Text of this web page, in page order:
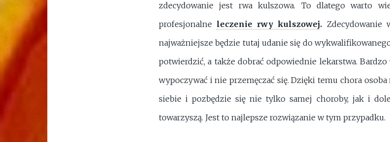
zdecydowanie jest rwa kulszowa. To dlatego warto
profesjonalne leczenie rwy kulszowej. Zdecydowanie
najważniejsze będzie tutaj udanie się do
potwierdzić, a także dobrać odpowiednie lekarstwa.
wypoczywać i nie przemęczać się. Dzięki temu chora
siebie i pozbędzie się nie tylko samej choroby, jak i
towarzyszą. Jest to najlepsze rozwiązanie w tym przypadku.